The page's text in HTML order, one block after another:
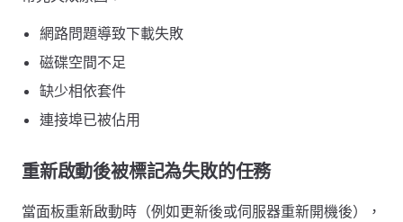
網路問題導致下載失敗
磁碟空間不足
缺少相依套件
連接埠已被佔用
重新啟動後被標記為失敗的任務
當面板重新啟動時（例如更新後或伺服器重新開機後），